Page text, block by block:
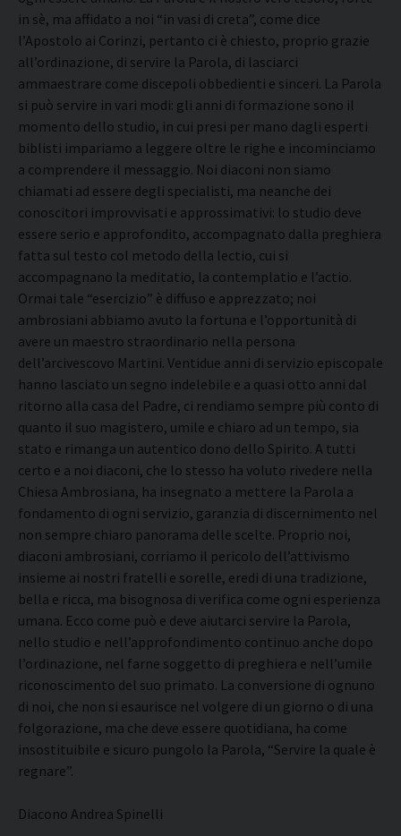
in sè, ma affidato a noi “in vasi di creta”, come dice
l’Apostolo ai Corinzi, pertanto ci è chiesto, proprio grazie
all’ordinazione, di servire la Parola, di lasciarci
ammaestrare come discepoli obbedienti e sinceri. La Parola
si può servire in vari modi: gli anni di formazione sono il
momento dello studio, in cui presi per mano dagli esperti
biblisti impariamo a leggere oltre le righe e incominciamo
a comprendere il messaggio. Noi diaconi non siamo
chiamati ad essere degli specialisti, ma neanche dei
conoscitori improvvisati e approssimativi: lo studio deve
essere serio e approfondito, accompagnato dalla preghiera
fatta sul testo col metodo della lectio, cui si
accompagnano la meditatio, la contemplatio e l’actio.
Ormai tale “esercizio” è diffuso e apprezzato; noi
ambrosiani abbiamo avuto la fortuna e l’opportunità di
avere un maestro straordinario nella persona
dell’arcivescovo Martini. Ventidue anni di servizio episcopale
hanno lasciato un segno indelebile e a quasi otto anni dal
ritorno alla casa del Padre, ci rendiamo sempre più conto di
quanto il suo magistero, umile e chiaro ad un tempo, sia
stato e rimanga un autentico dono dello Spirito. A tutti
certo e a noi diaconi, che lo stesso ha voluto rivedere nella
Chiesa Ambrosiana, ha insegnato a mettere la Parola a
fondamento di ogni servizio, garanzia di discernimento nel
non sempre chiaro panorama delle scelte. Proprio noi,
diaconi ambrosiani, corriamo il pericolo dell’attivismo
insieme ai nostri fratelli e sorelle, eredi di una tradizione,
bella e ricca, ma bisognosa di verifica come ogni esperienza
umana. Ecco come può e deve aiutarci servire la Parola,
nello studio e nell’approfondimento continuo anche dopo
l’ordinazione, nel farne soggetto di preghiera e nell’umile
riconoscimento del suo primato. La conversione di ognuno
di noi, che non si esaurisce nel volgere di un giorno o di una
folgorazione, ma che deve essere quotidiana, ha come
insostituibile e sicuro pungolo la Parola, “Servire la quale è
regnare”.
Diacono Andrea Spinelli